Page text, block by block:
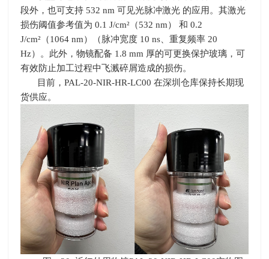
段外，也可支持 532 nm 可见光脉冲激光 的应用。其激光
损伤阈值参考值为 0.1 J/cm²（532 nm） 和 0.2
J/cm²（1064 nm）（脉冲宽度 10 ns、重复频率 20
Hz）。此外，物镜配备 1.8 mm 厚的可更换保护玻璃，可
有效防止加工过程中飞溅碎屑造成的损伤。
目前，PAL-20-NIR-HR-LC00 在深圳仓库保持长期现
货供应。